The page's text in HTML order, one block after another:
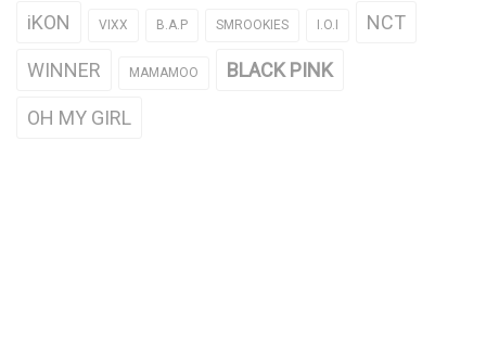
iKON VIXX B.A.P SMROOKIES I.O.I NCT
WINNER MAMAMOO BLACK PINK
OH MY GIRL